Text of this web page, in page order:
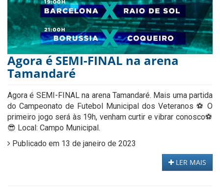
Agora é SEMI-FINAL na arena
Tamandaré
Agora é SEMI-FINAL na arena Tamandaré. Mais uma partida
do Campeonato de Futebol Municipal dos Veteranos ⚽️ O
primeiro jogo será às 19h, venham curtir e vibrar conosco⚽️
😎 Local: Campo Municipal.
Publicado em 13 de janeiro de 2023
LER MAIS